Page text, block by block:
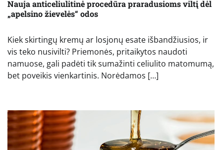
Nauja anticeliulitinė procedūra praradusioms viltį dėl
„apelsino žievelės“ odos
Kiek skirtingų kremų ar losjonų esate išbandžiusios, ir
vis teko nusivilti? Priemonės, pritaikytos naudoti
namuose, gali padėti tik sumažinti celiulito matomumą,
bet poveikis vienkartinis. Norėdamos […]